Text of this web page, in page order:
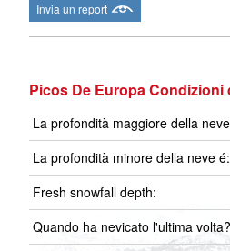
Invia un report
Picos De Europa Condizioni
La profondità maggiore della
La profondità minore della neve é:
Fresh snowfall depth:
Quando ha nevicato l'ultima volta?